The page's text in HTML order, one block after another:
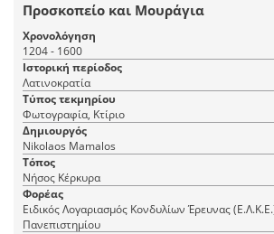
Προσκοπείο και Μουράγια
Χρονολόγηση
1204 - 1600
Ιστορική περίοδος
Λατινοκρατία
Τύπος τεκμηρίου
Φωτογραφία, Κτίριο
Δημιουργός
Nikolaos Mamalos
Τόπος
Νήσος Κέρκυρα
Φορέας
Ειδικός Λογαριασμός Κονδυλίων Έρευνας
Πανεπιστημίου